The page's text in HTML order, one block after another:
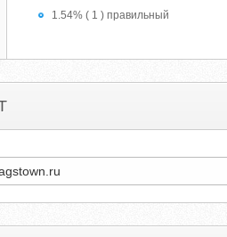
1.54% ( 1 ) правильный